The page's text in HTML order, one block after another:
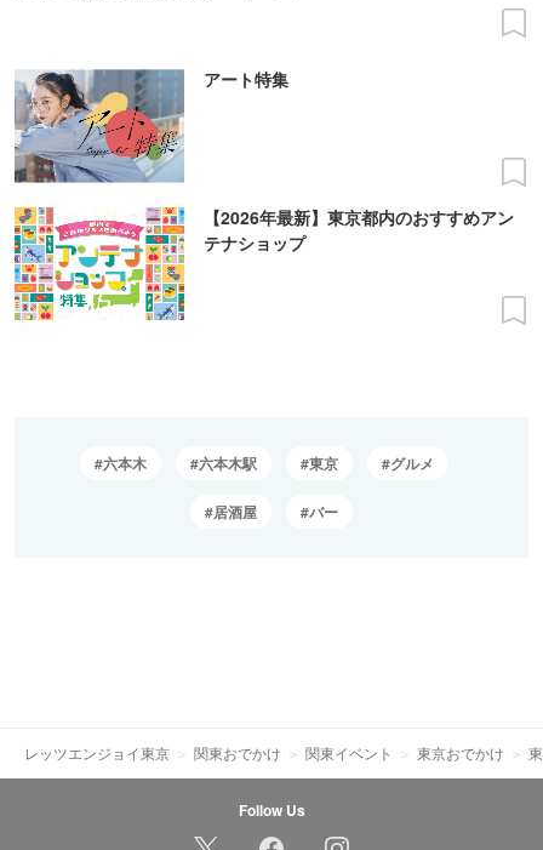
アート特集
【2026年最新】東京都内のおすすめアン
テナショップ
六本木 六本木駅 東京 グルメ
居酒屋 バー
レッツエンジョイ東京 関東おでかけ 関東イベント 東京おでかけ
Follow Us